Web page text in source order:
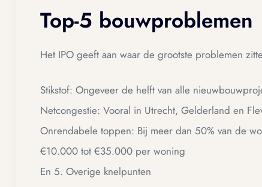
Top-5 bouwproblemen
Het IPO geeft aan waar de grootste problemen
Stikstof: Ongeveer de helft van alle
Netcongestie: Vooral in Utrecht, Gelderland en
Onrendabele toppen: Bij meer dan 50% van de
€10.000 tot €35.000 per woning
En 5. Overige knelpunten